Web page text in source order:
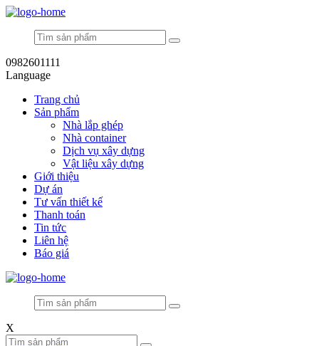
0982601111
Language
Trang chủ
Sản phẩm
Nhà lắp ghép
Nhà container
Dịch vụ xây dựng
Vật liệu xây dựng
Giới thiệu
Dự án
Tư vấn thiết kế
Thanh toán
Tin tức
Liên hệ
Báo giá
X